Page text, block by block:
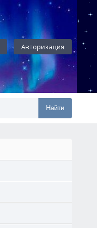
Авторизация
Найти